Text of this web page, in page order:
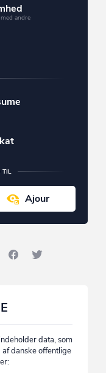
andre
TIL
Ajour
data, som
danske offentlige